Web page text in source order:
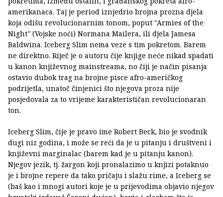
amerikanaca. Taj je period iznjedrio brojna prozna djela
koja odišu revolucionarnim tonom, poput "Armies of the
Night" (Vojske noći) Normana Mailera, ili djela Jamesa
Baldwina. Iceberg Slim nema veze s tim pokretom. Barem
ne direktno. Riječ je o autoru čije knjige neće nikad spadati
u kanon književnog mainstreama, no čiji je način pisanja
ostavio dubok trag na brojne pisce afro-američkog
podrijetla, unatoč činjenici što njegova proza nije
posjedovala za to vrijeme karakterističan revolucionaran
ton.
Iceberg Slim, čije je pravo ime Robert Beck, bio je svodnik
dugi niz godina, i može se reći da je u pitanju i društveni i
književni marginalac (barem kad je u pitanju kanon).
Njegov jezik, tj. žargon koji pronalazimo u knjizi potaknuo
je i brojne repere da tako pričaju i slažu rime, a Iceberg se
(baš kao i mnogi autori koje je u prijevodima objavio njegov